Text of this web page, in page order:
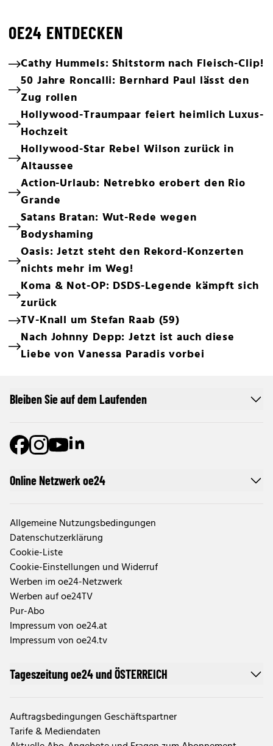
OE24 ENTDECKEN
Cathy Hummels: Shitstorm nach Fleisch-Clip!
50 Jahre Roncalli: Bernhard Paul lässt den
Zug rollen
Hollywood-Traumpaar feiert heimlich Luxus-
Hochzeit
Hollywood-Star Rebel Wilson zurück in
Altaussee
Action-Urlaub: Netrebko erobert den Rio
Grande
Satans Bratan: Wut-Rede wegen
Bodyshaming
Oasis: Jetzt steht den Rekord-Konzerten
nichts mehr im Weg!
Koma & Not-OP: DSDS-Legende kämpft sich
zurück
TV-Knall um Stefan Raab (59)
Nach Johnny Depp: Jetzt ist auch diese
Liebe von Vanessa Paradis vorbei
Online Netzwerk oe24
Allgemeine Nutzungsbedingungen
Datenschutzerklärung
Cookie-Liste
Cookie-Einstellungen und Widerruf
Werben im oe24-Netzwerk
Werben auf oe24TV
Pur-Abo
Impressum von oe24.at
Impressum von oe24.tv
Tageszeitung oe24 und ÖSTERREICH
Auftragsbedingungen Geschäftspartner
Tarife & Mediendaten
Bleiben Sie auf dem Laufenden